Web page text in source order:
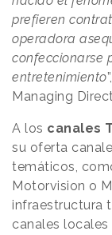
prefieren
operadora
confeccionarse
entretenimiento
Managing
A los canales
su oferta
temáticos,
Motorvision o
infraestructura
canales